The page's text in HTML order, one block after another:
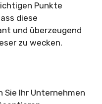
Punkte
diese
und überzeugend
zu wecken.
Ihr Unternehmen